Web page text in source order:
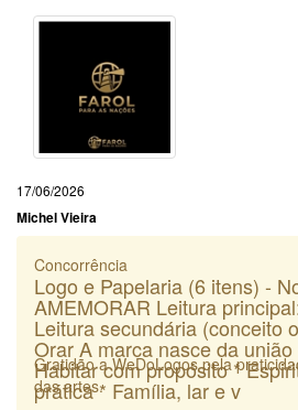
17/06/2026
Michel Vieira
Concorrência
Logo e Papelaria (6 itens) -
AMEMORAR Leitura
Leitura secundária (conceito
Orar A marca nasce da união
Habitar com propósito *
prática * Família, lar e v
Gratidão a WeDoLogos pela
das artes.